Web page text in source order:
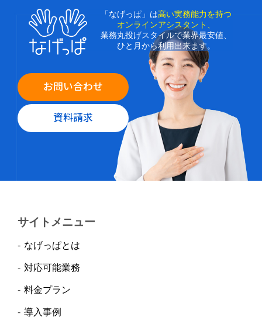
「なげっぱ」は高い実務能力を持つ
オンラインアシスタント、
業務丸投げスタイルで業界最安値、
ひと月から利用出来ます。
お問い合わせ
資料請求
サイトメニュー
なげっぱとは
対応可能業務
料金プラン
導入事例